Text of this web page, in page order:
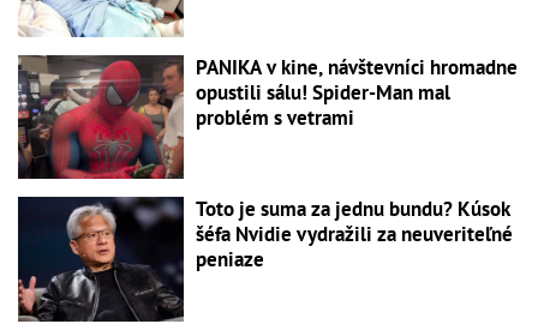
PANIKA v kine, návštevníci hromadne
opustili sálu! Spider-Man mal
problém s vetrami
Toto je suma za jednu bundu? Kúsok
šéfa Nvidie vydražili za neuveriteľné
peniaze